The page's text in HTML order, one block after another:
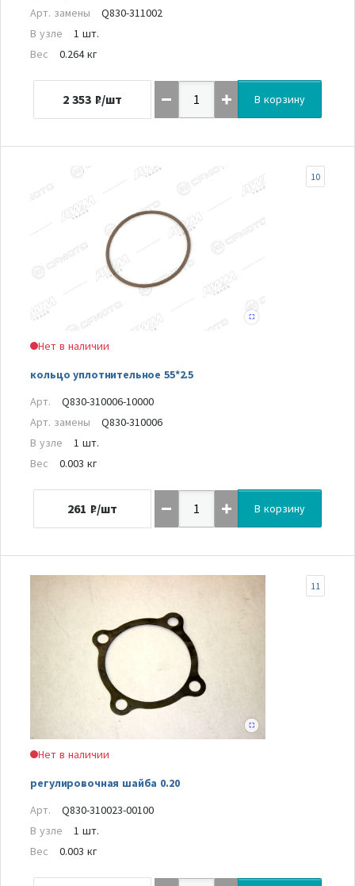
Арт. замены
Q830-311002
В узле
1 шт.
Вес
0.264 кг
2 353 ₽/шт В корзину
Нет в наличии
кольцо уплотнительное 55*2.5
10
Арт.
Q830-310006-10000
Арт. замены
Q830-310006
В узле
1 шт.
Вес
0.003 кг
261 ₽/шт В корзину
Нет в наличии
регулировочная шайба 0.20
11
Арт.
Q830-310023-00100
В узле
1 шт.
Вес
0.003 кг